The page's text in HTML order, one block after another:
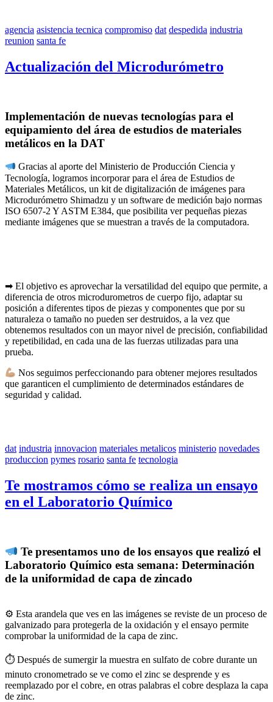
agencia asistencia tecnica compromiso dat despedida industria
reunion santa fe
Actualización del Microdurómetro
Implementación de nuevas tecnologías para el
equipamiento del área de estudios de materiales
metálicos en la DAT
Gracias al aporte del Ministerio de Producción Ciencia y
Tecnología, logramos incorporar para el área de Estudios de
Materiales Metálicos, un kit de digitalización de imágenes para
Microdurómetro Shimadzu y un software de medición bajo normas
ISO 6507-2 Y ASTM E384, que posibilita ver pequeñas piezas
mediante imágenes que se muestran a través de la computadora.
➡ El objetivo es aprovechar la versatilidad del equipo que permite, a
diferencia de otros microdurometros de cuerpo fijo, adaptar su
posición a diferentes tipos de piezas y componentes que por su
naturaleza o tamaño no pueden ser destruidos, a la vez que
obtenemos resultados con un mayor nivel de precisión, confiabilidad
y repetibilidad, en cada una de las fuerzas utilizadas para una
prueba.
Nos seguimos perfeccionando para obtener mejores resultados
que garanticen el cumplimiento de determinados estándares de
seguridad y calidad.
dat industria innovacion materiales metalicos ministerio novedades
produccion pymes rosario santa fe tecnologia
Te mostramos cómo se realiza un ensayo
en el Laboratorio Químico
Te presentamos uno de los ensayos que realizó el
Laboratorio Químico esta semana: Determinación
de la uniformidad de capa de zincado
⚙ Esta arandela que ves en las imágenes se reviste de un proceso de
galvanizado para protegerla de la oxidación y el ensayo permite
comprobar la uniformidad de la capa de zinc.
⏱ Después de sumergir la muestra en sulfato de cobre durante un
minuto cronometrado se ve como el zinc se desprende y es
reemplazado por el cobre, en otras palabras el cobre desplaza la capa
de zinc.